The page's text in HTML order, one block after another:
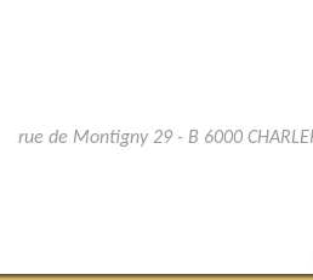
rue de Montigny 29 - B 6000